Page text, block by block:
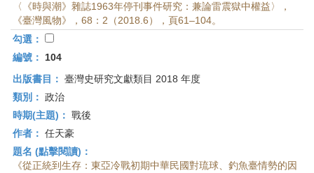
〈《時與潮》雜誌1963年停刊事件研究：兼論雷震獄中權益〉，
《臺灣風物》，68：2（2018.6），頁61–104。
勾選：
編號：
104
出版書目： 臺灣史研究文獻類目 2018 年度
類別： 政治
時期(主題)： 戰後
作者： 任天豪
題名 (點擊閱讀)：
《從正統到生存：東亞冷戰初期中華民國對琉球、釣魚臺情勢的因